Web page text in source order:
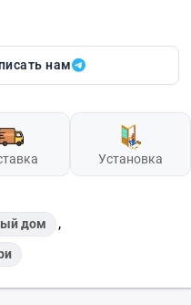
белый)
нам
Установка
дом ,